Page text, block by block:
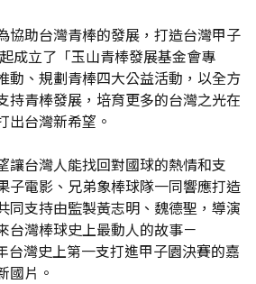
協助台灣青棒的發展，打造台灣甲子
成立了「玉山青棒發展基金會專
動、規劃青棒四大公益活動，以全方
持青棒發展，培育更多的台灣之光在
出台灣新希望。
讓台灣人能找回對國球的熱情和支
子電影、兄弟象棒球隊一同響應打造
同支持由監製黃志明、魏德聖，導演
台灣棒球史上最動人的故事－
台灣史上第一支打進甲子園決賽的嘉
國片。